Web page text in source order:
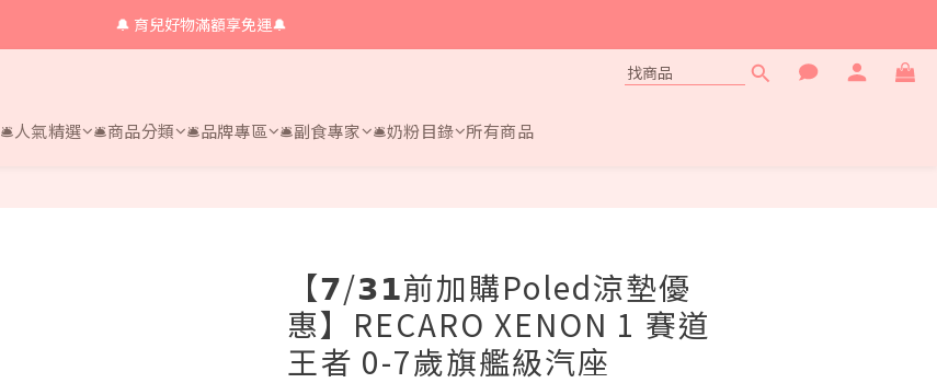
🔔 育兒好物滿額享免運🔔
🔔會員限定！購物金立即領+消費再回饋 💰
🛎人氣精選 🛎商品分類 🛎品牌專區 🛎副食專家 🛎奶粉目錄 所有商品
【𝟳/𝟯𝟭前加購Poled涼墊優
惠】RECARO XENON 1 賽道
王者 0-7歲旗艦級汽座